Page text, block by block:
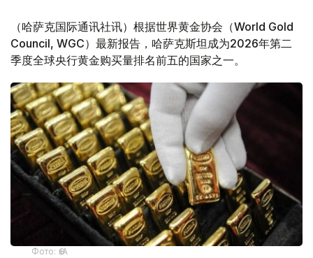
（哈萨克国际通讯社讯）根据世界黄金协会（World Gold
Council, WGC）最新报告，哈萨克斯坦成为2026年第二
季度全球央行黄金购买量排名前五的国家之一。
Фото: ӨзА